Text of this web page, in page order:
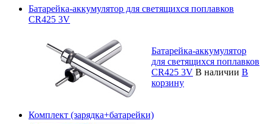
Батарейка-аккумулятор для светящихся поплавков
CR425 3V
Батарейка-аккумулятор
для светящихся поплавков
CR425 3V В наличии В
корзину
Комплект (зарядка+батарейки)